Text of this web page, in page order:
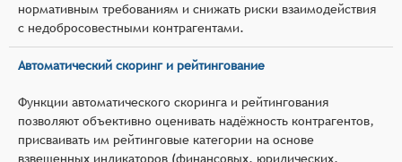
нормативным требованиям и снижать риски взаимодействия
с недобросовестными контрагентами.
Автоматический скоринг и рейтингование
Функции автоматического скоринга и рейтингования
позволяют объективно оценивать надёжность контрагентов,
присваивать им рейтинговые категории на основе
взвешенных индикаторов (финансовых, юридических,